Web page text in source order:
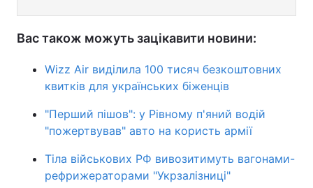
Вас також можуть зацікавити новини:
Wizz Air виділила 100 тисяч безкоштовних
квитків для українських біженців
"Перший пішов": у Рівному п'яний водій
"пожертвував" авто на користь армії
Тіла військових РФ вивозитимуть вагонами-
рефрижераторами "Укрзалізниці"